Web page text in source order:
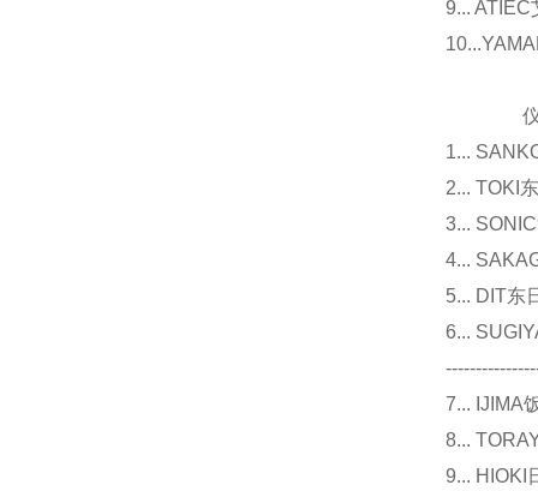
9...
仪器
1...
2... TOKI
3...
4...
5... DIT东
6...
7... IJIMA
8...
9... HIOKI